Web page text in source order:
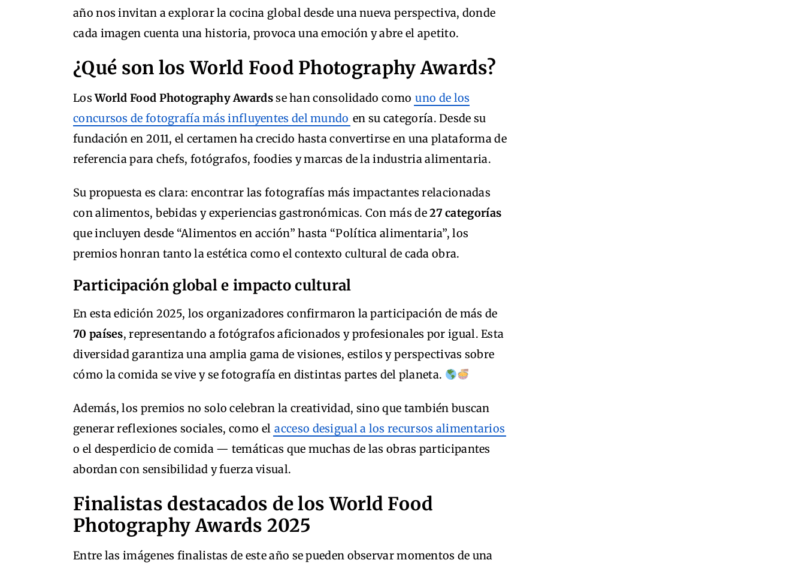
año nos invitan a explorar la cocina global desde una nueva perspectiva, donde
cada imagen cuenta una historia, provoca una emoción y abre el apetito.
¿Qué son los World Food Photography Awards?
LosWorld Food Photography Awardsse han consolidado como uno de los
concursos de fotografía más influyentes del mundo en su categoría. Desde su
fundación en 2011, el certamen ha crecido hasta convertirse en una plataforma de
referencia para chefs, fotógrafos, foodies y marcas de la industria alimentaria.
Su propuesta es clara: encontrar las fotografías más impactantes relacionadas
con alimentos, bebidas y experiencias gastronómicas. Con más de27 categorías
que incluyen desde “Alimentos en acción” hasta “Política alimentaria”, los
premios honran tanto la estética como el contexto cultural de cada obra.
Participación global e impacto cultural
En esta edición 2025, los organizadores confirmaron la participación de más de
70 países, representando a fotógrafos aficionados y profesionales por igual. Esta
diversidad garantiza una amplia gama de visiones, estilos y perspectivas sobre
cómo la comida se vive y se fotografía en distintas partes del planeta.
Además, los premios no solo celebran la creatividad, sino que también buscan
generar reflexiones sociales, como el acceso desigual a los recursos alimentarios
o el desperdicio de comida — temáticas que muchas de las obras participantes
abordan con sensibilidad y fuerza visual.
Finalistas destacados de los World Food
Photography Awards 2025
Entre las imágenes finalistas de este año se pueden observar momentos de una